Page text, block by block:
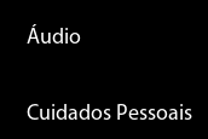
Áudio
Cuidados Pessoais